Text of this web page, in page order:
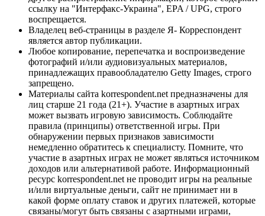
ссылку на "Интерфакс-Украина", EPA / UPG, строго
воспрещается.
Владелец веб-страницы в разделе Я- Корреспондент
является автор публикации.
Любое копирование, перепечатка и воспроизведение
фотографий и/или аудиовизуальных материалов,
принадлежащих правообладателю Getty Images, строго
запрещено.
Материалы сайта korrespondent.net предназначены для
лиц старше 21 года (21+). Участие в азартных играх
может вызвать игровую зависимость. Соблюдайте
правила (принципы) ответственной игры. При
обнаружении первых признаков зависимости
немедленно обратитесь к специалисту. Помните, что
участие в азартных играх не может являться источником
доходов или альтернативой работе. Информационный
ресурс korrespondent.net не проводит игры на реальные
и/или виртуальные деньги, сайт не принимает ни в
какой форме оплату ставок и других платежей, которые
связаны/могут быть связаны с азартными играми,